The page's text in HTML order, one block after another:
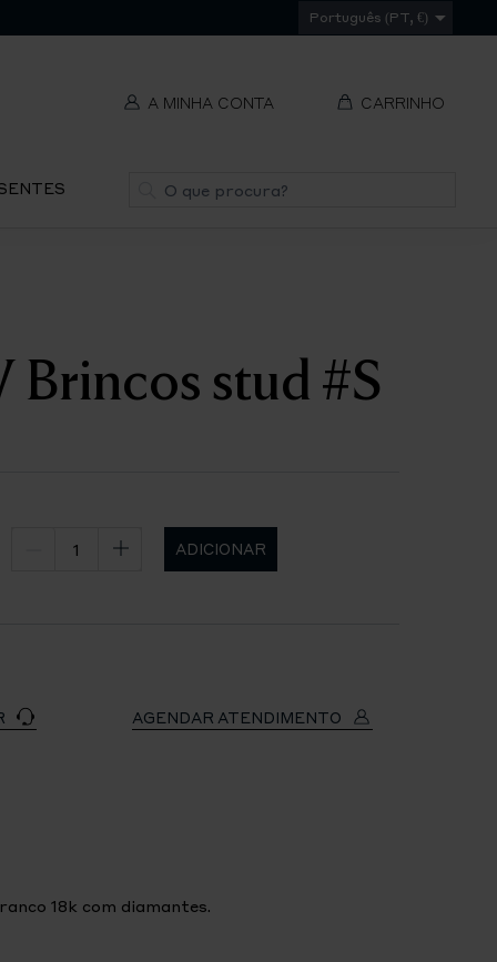
Português (PT, €)
A MINHA CONTA CARRINHO
Pesquisa
Brincos stud #S
ADICIONAR
AGENDAR ATENDIMENTO
18k com diamantes.